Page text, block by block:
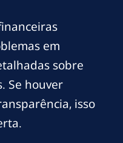
em
sobre
Se houver
isso